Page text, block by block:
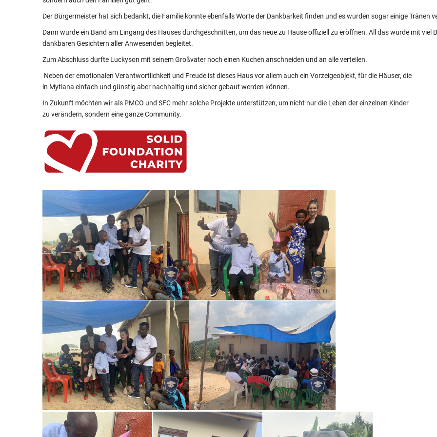
Der Bürgermeister hat sich bedankt, die Familie konnte ebenfalls Worte der Dankbarkeit finden und es wurden sogar einige Tränen
Dann wurde ein Band am Eingang des Hauses durchgeschnitten, um das neue zu Hause offiziell zu eröffnen. All das wurde mit viel
dankbaren Gesichtern aller Anwesenden begleitet.
Zum Abschluss durfte Luckyson mit seinem Großvater noch einen Kuchen anschneiden und an alle verteilen.
Neben der emotionalen Verantwortlichkeit und Freude ist dieses Haus vor allem auch ein Vorzeigeobjekt, für die Häuser, die
in Mytiana einfach und günstig aber nachhaltig und sicher gebaut werden können.
In Zukunft möchten wir als PMCO und SFC mehr solche Projekte unterstützen, um nicht nur die Leben der einzelnen Kinder
zu verändern, sondern eine ganze Community.